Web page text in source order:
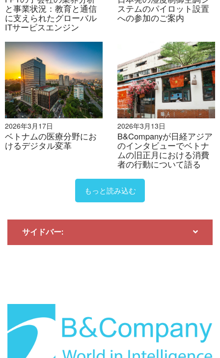
for around one-third of the population by 2026. As a
result, growth momentum is no longer driven mainly
by high-income consumers but is shifting toward the
urban middle class—especially young households
living in apartments and townhouses in Hanoi and
Ho Chi Minh City. This group has stable income, is
comfortable with technology, and is willing to pay for
convenience, safety, and a better living experience.
Statistaの統計によると、ベトナムでスマートホームデ
バイスを使用している世帯の割合は現在約15%に過ぎま
せんが、今後3～4年以内に25～26%に近づく可能性が
家庭のニーズに合わせた製品やソリューションを提供す
るLumiやFPT Smart Homeといった現地ブランドに加
ービスとスマートホームをバンドルしたサービスモデル
マンション居住者からタウンハウス居住者まで、様々な
中間層における消費者行動、支払意思額、そして具体的
な障壁を明確に理解する必要があります。だからこそ、
と事業状況：教育と通信
に支えられたグローバル
ITサービスエンジン
ステムのパイロット設置
への参加のご案内
2026年3月17日
ベトナムの医療分野にお
けるデジタル変革
2026年3月13日
B&Companyが日経アジア
のインタビューでベトナ
ムの旧正月における消費
者の行動について語る
もっと読み込む
サイドバー: